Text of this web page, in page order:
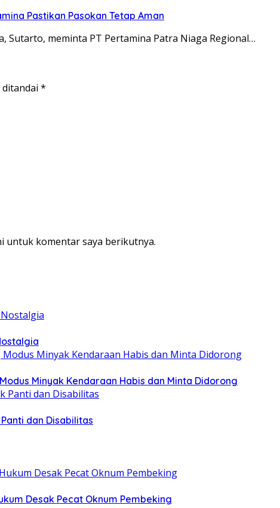
Pastikan Pasokan Tetap Aman
Sutarto, meminta PT Pertamina Patra Niaga Regional…
ditandai *
untuk komentar saya berikutnya.
Minyak Kendaraan Habis dan Minta Didorong
dan Disabilitas
Desak Pecat Oknum Pembeking